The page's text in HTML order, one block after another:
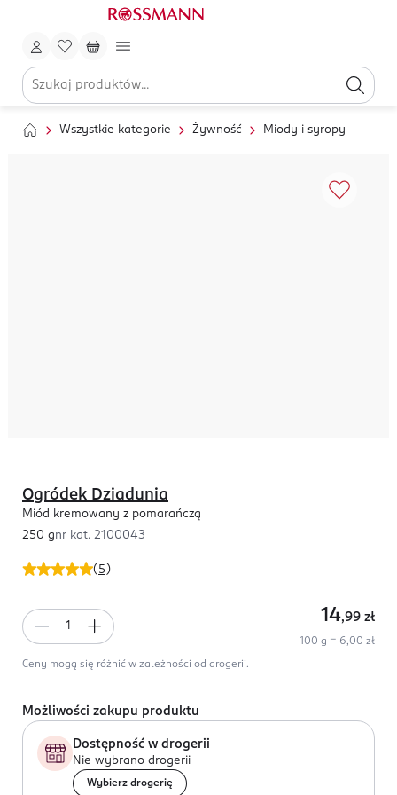
Wszystkie kategorie Żywność Miody i syropy
( 5 )
Ogródek Dziadunia
Miód kremowany z pomarańczą
250 gnr kat. 2100043
14,99 zł
100 g = 6,00 zł
Ceny mogą się różnić w zależności od drogerii.
Możliwości zakupu produktu
Dostępność w drogerii
Nie wybrano drogerii
Wybierz drogerię